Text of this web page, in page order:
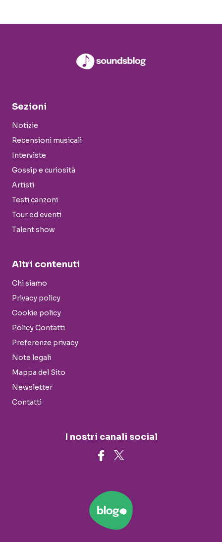
Sezioni
Notizie
Recensioni musicali
Interviste
Gossip e curiosità
Artisti
Testi canzoni
Tour ed eventi
Talent show
Altri contenuti
Chi siamo
Privacy policy
Cookie policy
Policy Contatti
Preferenze privacy
Note legali
Mappa del Sito
Newsletter
Contatti
I nostri canali social